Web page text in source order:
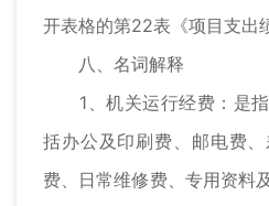
开表格的第22表《项目支出
八、名词解释
1、机关运行经费：是指
括办公及印刷费、邮电费
费、日常维修费、专用资料